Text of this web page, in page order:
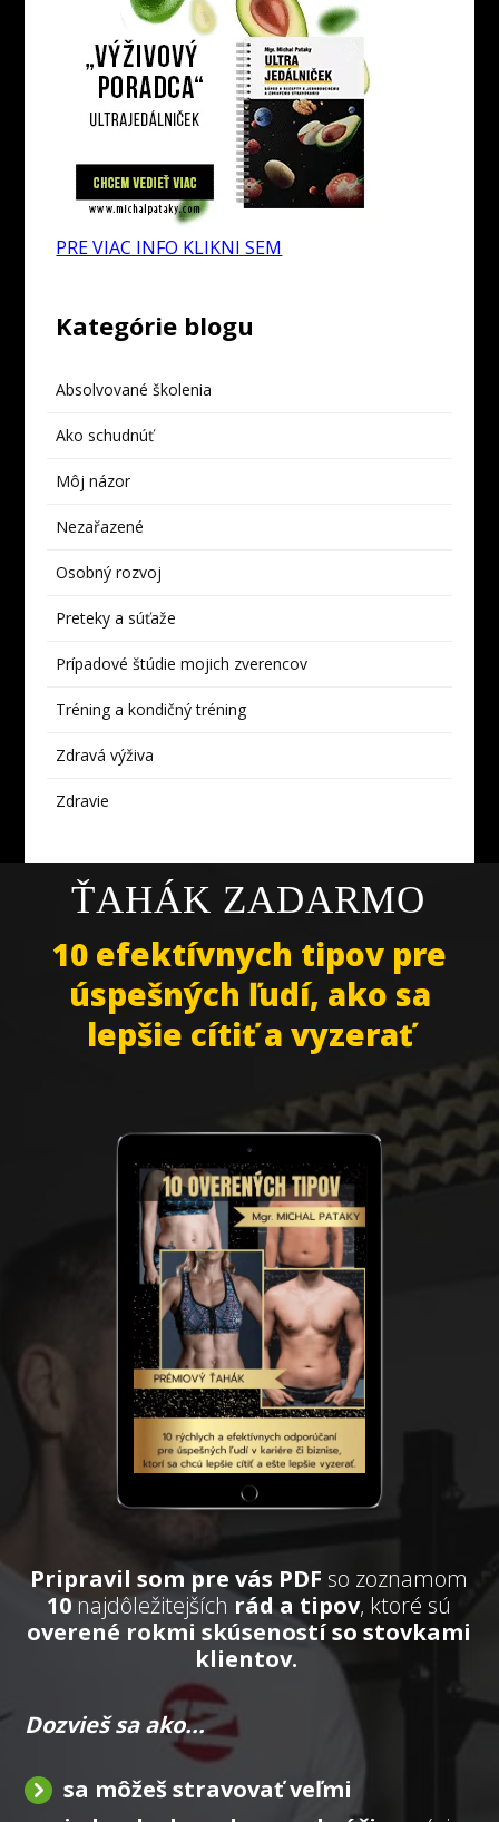
PRE VIAC INFO KLIKNI SEM
Kategórie blogu
Absolvované školenia
Ako schudnúť
Môj názor
Nezařazené
Osobný rozvoj
Preteky a súťaže
Prípadové štúdie mojich zverencov
Tréning a kondičný tréning
Zdravá výživa
Zdravie
ŤAHÁK ZADARMO
10 efektívnych tipov pre
úspešných ľudí, ako sa
lepšie cítiť a vyzerať
Pripravil som pre vás PDF so zoznamom
10najdôležitejších rád a tipov, ktoré sú
overené rokmi skúseností so stovkami
klientov.
Dozvieš sa ako...
sa môžeš stravovať veľmi